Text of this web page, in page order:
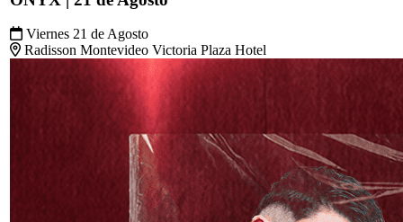
MADNESS - Mad Nostalgia - LautyGram en vivo.
Sábado 22 de Agosto
Montevideo Music Box